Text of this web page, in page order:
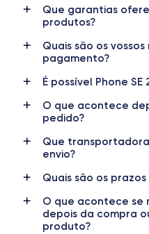
Apple A13 Bionic
GPU 4 cœurs
Caméra
Résolution vidéo
4K - 3840x2160px
1821 mAh
Réseau mobile
Que garantias
produtos?
Quais são os
pagamento?
É possível Phone
O que acontece
pedido?
Que
envio?
Quais são os
O que acontece se
depois da compra
produto?